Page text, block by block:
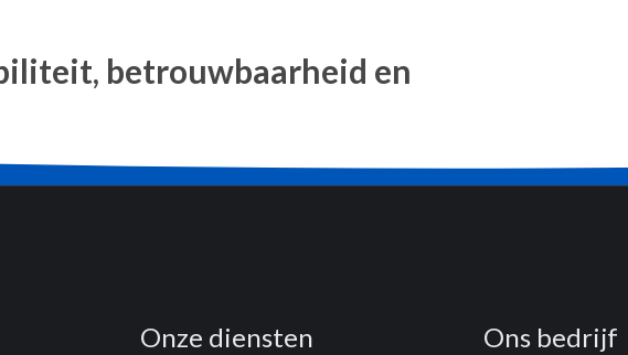
betrouwbaarheid en
Onze diensten Ons bedrijf